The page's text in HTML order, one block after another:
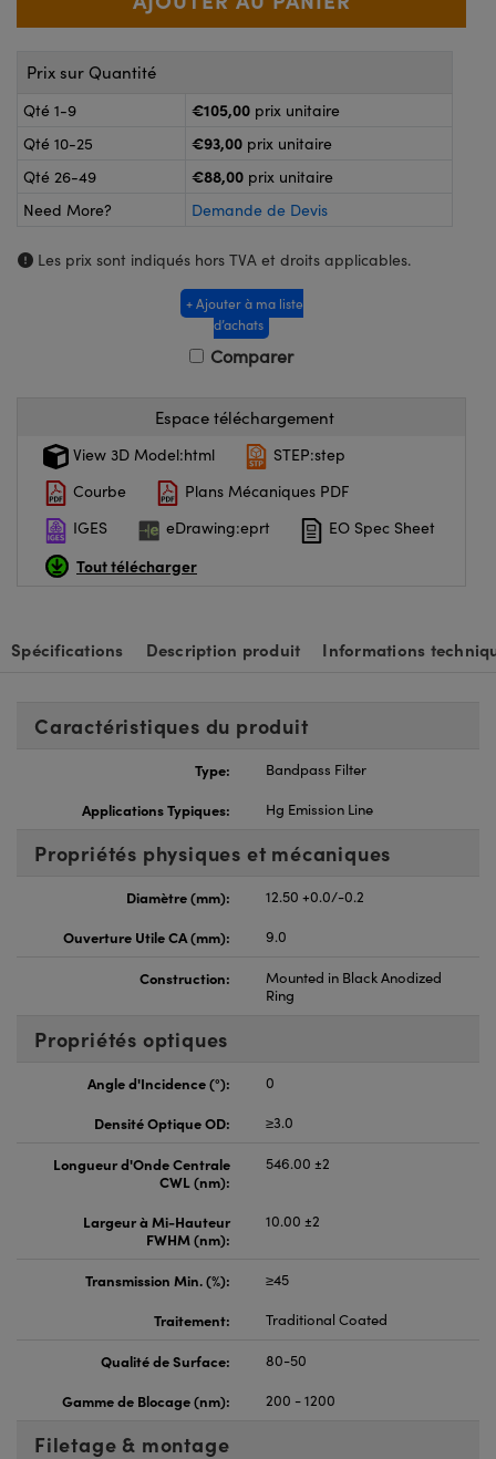
de Poche ou à Mesure Directe
: Microscopie
pour Caméras
: Caméras
Optiques Lightpath
Prix sur Quantité
Qté 1-9 €105,00 prix unitaire
Qté 10-25
€93,00 prix unitaire
Qté 26-49
€88,00 prix unitaire
Need More?
Demande de Devis
Les prix sont indiqués hors TVA et droits applicables.
+ Ajouter à ma liste
d’achats
Comparer
Espace téléchargement
View 3D Model:html
STEP:step
Courbe
Plans Mécaniques PDF
IGES
eDrawing:eprt EO Spec Sheet
Tout télécharger
Spécifications Description produit Informations
Caractéristiques du produit
Type:
Bandpass Filter
Applications Typiques:
Hg Emission Line
Propriétés physiques et mécaniques
Diamètre (mm):
12.50 +0.0/-0.2
Ouverture Utile CA (mm):
9.0
Construction:
Mounted in Black Anodized
Ring
Propriétés optiques
Angle d'Incidence (°):
0
Densité Optique OD:
≥3.0
Longueur d'Onde Centrale
CWL (nm):
546.00 ±2
Largeur à Mi-Hauteur
FWHM (nm):
10.00 ±2
Transmission Min. (%):
≥45
Traitement:
Traditional Coated
Qualité de Surface:
80-50
Gamme de Blocage (nm):
200 - 1200
Filetage & montage